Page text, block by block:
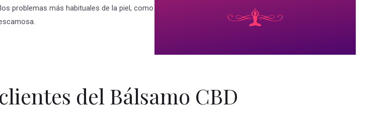
problemas más habituales de la piel, como
del Bálsamo CBD